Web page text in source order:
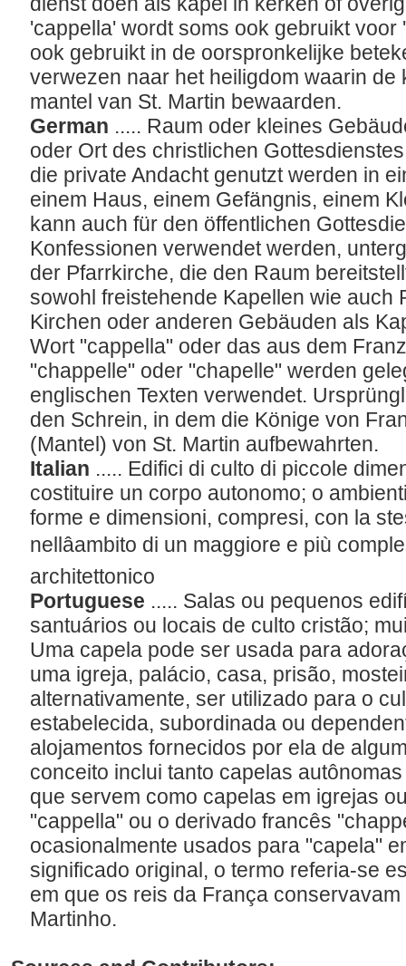
'cappella' wordt soms ook gebruikt
ook gebruikt in de oorspronkelijke
verwezen naar het heiligdom waarin
mantel van St. Martin bewaarden.
German ..... Raum oder kleines
oder Ort des christlichen
die private Andacht genutzt werden in
einem Haus, einem Gefängnis, einem
kann auch für den öffentlichen
Konfessionen verwendet werden,
der Pfarrkirche, die den Raum
sowohl freistehende Kapellen wie auch
Kirchen oder anderen Gebäuden als
Wort "cappella" oder das aus dem
"chappelle" oder "chapelle" werden
englischen Texten verwendet.
den Schrein, in dem die Könige von
(Mantel) von St. Martin aufbewahrten.
Italian ..... Edifici di culto di piccole
costituire un corpo autonomo; o
forme e dimensioni, compresi, con la
nellâambito di un maggiore e più
architettonico
Portuguese ..... Salas ou pequenos
santuários ou locais de culto cristão;
Uma capela pode ser usada para
uma igreja, palácio, casa, prisão,
alternativamente, ser utilizado para o
estabelecida, subordinada ou
alojamentos fornecidos por ela de
conceito inclui tanto capelas
que servem como capelas em igrejas
"cappella" ou o derivado francês
ocasionalmente usados para "capela"
significado original, o termo referia-se
em que os reis da França
Martinho.